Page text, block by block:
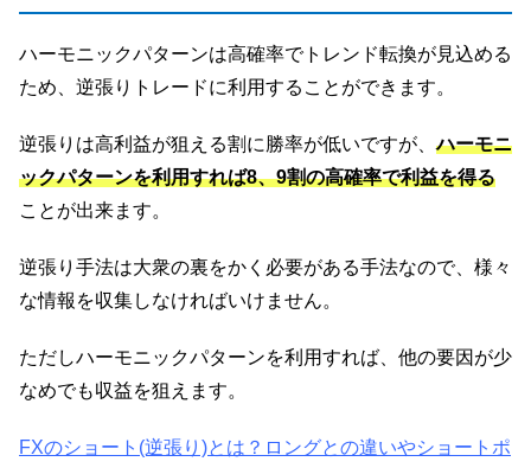
ハーモニックパターンは高確率でトレンド転換が見込める
ため、逆張りトレードに利用することができます。
逆張りは高利益が狙える割に勝率が低いですが、ハーモニ
ックパターンを利用すれば8、9割の高確率で利益を得る
ことが出来ます。
逆張り手法は大衆の裏をかく必要がある手法なので、様々
な情報を収集しなければいけません。
ただしハーモニックパターンを利用すれば、他の要因が少
なめでも収益を狙えます。
FXのショート(逆張り)とは？ロングとの違いやショートポ